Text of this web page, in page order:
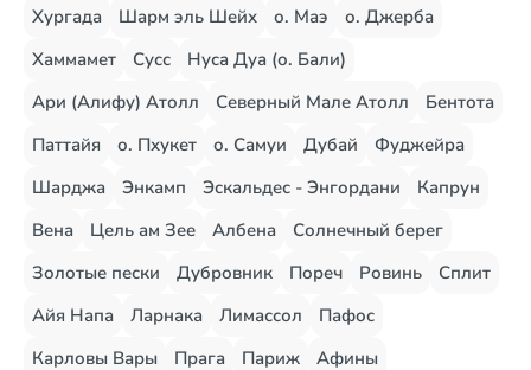
Хургада Шарм эль Шейх о. Маэ
о. Джерба
Хаммамет
Сусс
Нуса Дуа (о. Бали)
Ари (Алифу) Атолл
Северный Мале Атолл
Бентота
Паттайя
о. Пхукет о. Самуи Дубай
Фуджейра
Шарджа
Энкамп Эскальдес - Энгордани
Капрун
Вена
Цель ам Зее Албена
Солнечный берег
Золотые пески
Дубровник Пореч Ровинь
Сплит
Айя Напа
Ларнака Лимассол
Пафос
Карловы Вары
Прага Париж
Афины